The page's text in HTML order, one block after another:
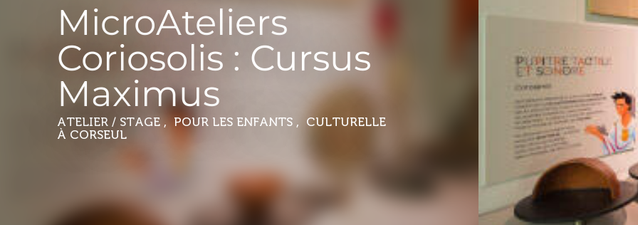
MicroAteliers
Coriosolis : Cursus
Maximus
ATELIER / STAGE , POUR LES ENFANTS , CULTURELLE
À CORSEUL